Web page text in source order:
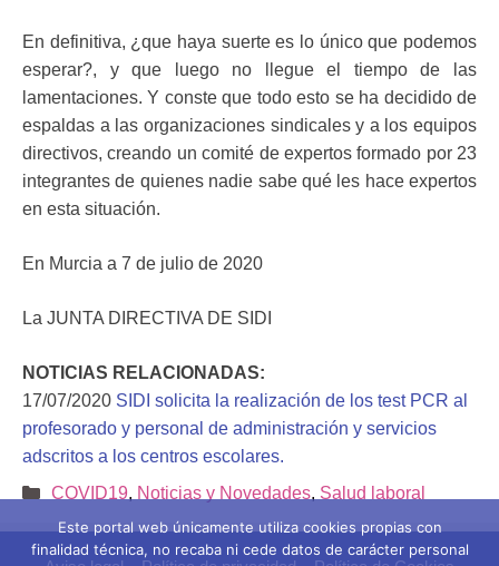
En definitiva, ¿que haya suerte es lo único que podemos
esperar?, y que luego no llegue el tiempo de las
lamentaciones. Y conste que todo esto se ha decidido de
espaldas a las organizaciones sindicales y a los equipos
directivos, creando un comité de expertos formado por 23
integrantes de quienes nadie sabe qué les hace expertos
en esta situación.
En Murcia a 7 de julio de 2020
La JUNTA DIRECTIVA DE SIDI
NOTICIAS RELACIONADAS:
17/07/2020 SIDI solicita la realización de los test PCR al
profesorado y personal de administración y servicios
adscritos a los centros escolares.
Categorías
COVID19, Noticias y Novedades, Salud laboral
Este portal web únicamente utiliza cookies propias con
finalidad técnica, no recaba ni cede datos de carácter personal